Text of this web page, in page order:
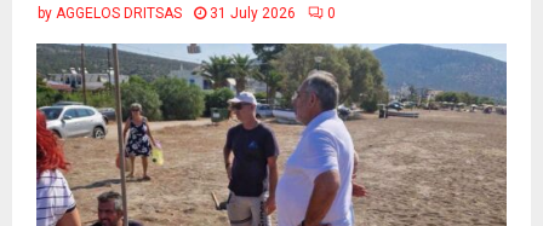
by AGGELOS DRITSAS 31 July 2026 0